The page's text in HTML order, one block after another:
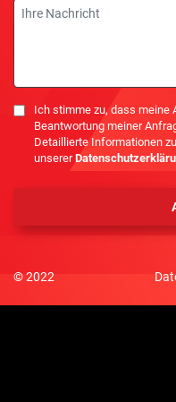
Nachricht
Einwilligung
Ich stimme zu, dass meine
Beantwortung meiner
Detaillierte Informationen
unserer
© 2022